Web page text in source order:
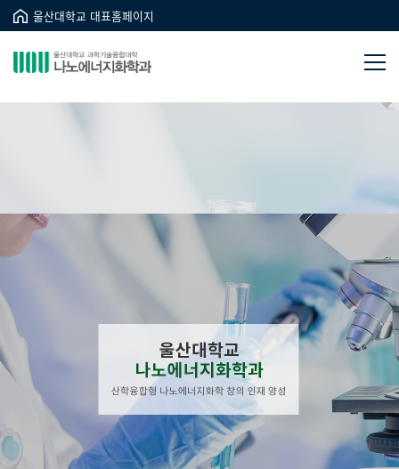
울산대학교 대표홈페이지